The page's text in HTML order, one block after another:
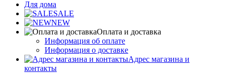
Для дома
SALE
NEW
Оплата и доставка
Информация об оплате
Информация о доставке
Адрес магазина и
контакты